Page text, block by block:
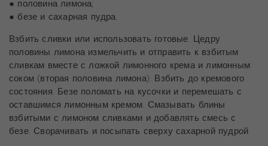
● половина лимона;
● безе и сахарная пудра.
Взбить сливки или использовать готовые. Цедру
половины лимона измельчить и отправить к взбитым
сливкам вместе с ложкой лимонного крема и лимонным
соком (вторая половина лимона). Взбить до кремового
состояния. Безе поломать на кусочки и перемешать с
оставшимся лимонным кремом. Смазывать блины
взбитыми с лимоном сливками и добавлять смесь с
безе. Сворачивать и посыпать сверху сахарной пудрой.